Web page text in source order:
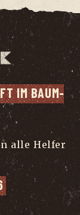
IM BAUM­
alle Helfer
...